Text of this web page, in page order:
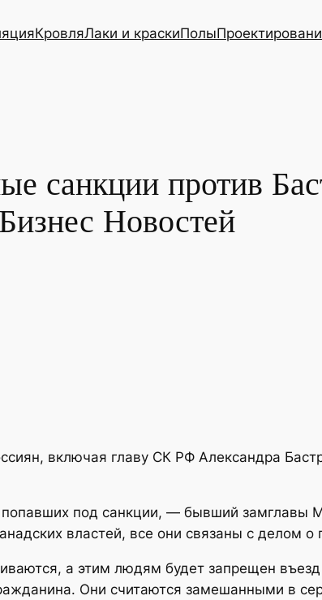
КровляЛаки и краскиПолы
санкции против
Новостей
включая главу СК РФ Александра
под санкции, — бывший замглавы
властей, все они связаны с делом о
а этим людям будет запрещен
Они считаются замешанными в